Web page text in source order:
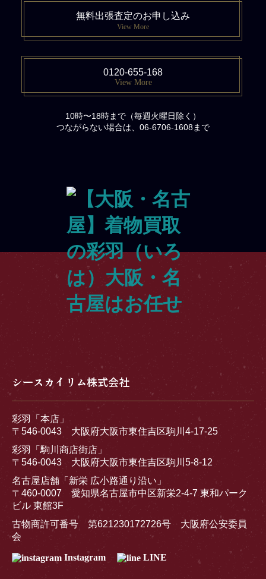
無料出張査定のお申し込み
View More
0120-655-168
View More
10時〜18時まで（毎週火曜日除く）
つながらない場合は、06-6706-1608まで
シースカイリム株式会社
彩羽「本店」
〒546-0043 大阪府大阪市東住吉区駒川4-17-25
彩羽「駒川商店街店」
〒546-0043 大阪府大阪市東住吉区駒川5-8-12
名古屋店舗「新栄 広小路通り沿い」
〒460-0007 愛知県名古屋市中区新栄2-4-7 東和パーク
ビル 東館3F
古物商許可番号 第621230172726号 大阪府公安委員
会
Instagram LINE